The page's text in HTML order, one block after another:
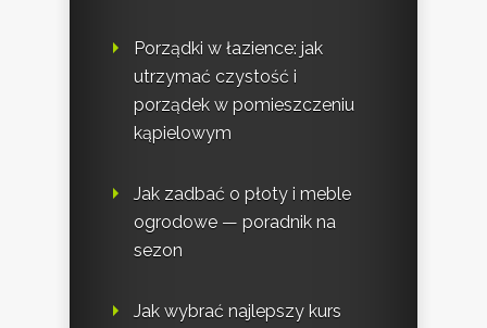
Porządki w łazience: jak
utrzymać czystość i
porządek w pomieszczeniu
kąpielowym
Jak zadbać o płoty i meble
ogrodowe — poradnik na
sezon
Jak wybrać najlepszy kurs